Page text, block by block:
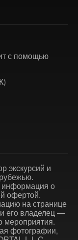
с помощью
экскурсий и
информация о
офертой.
на странице
его владелец —
мероприятия.
фотографии,